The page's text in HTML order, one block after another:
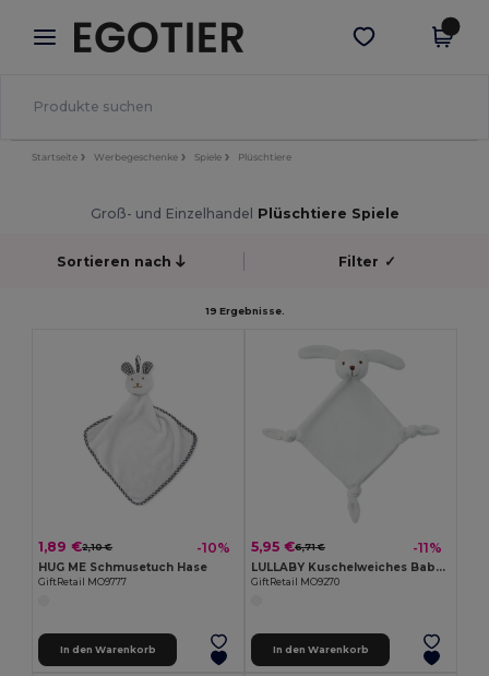
× Egotier App
Bessere Preise in der App!
App holen
Startseite Werbegeschenke Spiele Plüschtiere
Groß- und Einzelhandel Plüschtiere Spiele
Sortieren nach Filter ✓
19 Ergebnisse.
1,89 €2,10 € -10%
HUG ME Schmusetuch Hase
GiftRetail MO9777
In den Warenkorb
5,95 €6,71 € -11%
LULLABY Kuschelweiches Babyhandtuch für sanftes Saugen
GiftRetail MO9270
In den Warenkorb